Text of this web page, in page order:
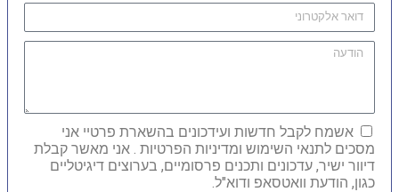
אשמח לקבל חדשות ועידכונים בהשארת פרטיי אני
מסכים לתנאי השימוש ומדיניות הפרטיות . אני מאשר קבלת
דיוור ישיר, עדכונים ותכנים פרסומיים, בערוצים דיגיטליים
כגון, הודעת וואטסאפ ודוא"ל.